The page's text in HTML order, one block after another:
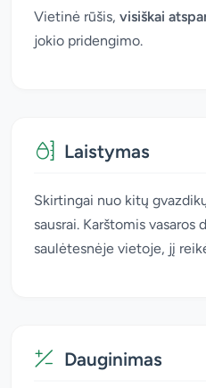
Vietinė rūšis, visiškai
jokio pridengimo.
Laistymas
Skirtingai nuo kitų
sausrai. Karštomis vasaros
saulėtesnėje vietoje, jį
Dauginimas